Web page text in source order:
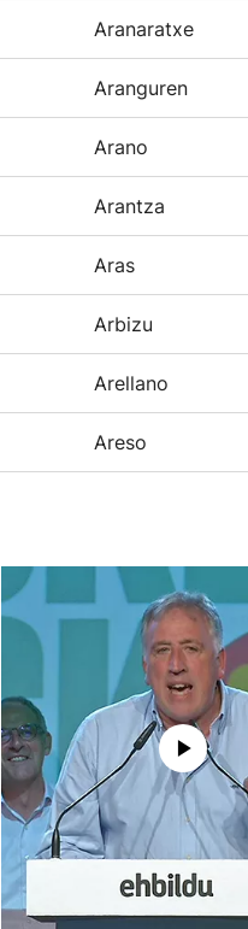
Aranaratxe
Aranguren
Arano
Arantza
Aras
Arbizu
Arellano
Areso